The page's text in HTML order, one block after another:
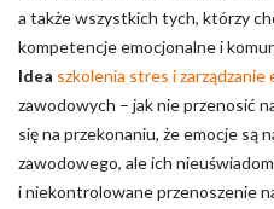
a także wszystkich tych, którzy
kompetencje emocjonalne i
Idea szkolenia stres i zarządzanie
zawodowych – jak nie przenosić
się na przekonaniu, że emocje są
zawodowego, ale ich
i niekontrolowane przenoszenie